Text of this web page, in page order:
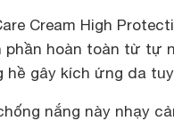
Cream High
phần hoàn toàn từ tự
hề gây kích ứng da
nắng này nhạy